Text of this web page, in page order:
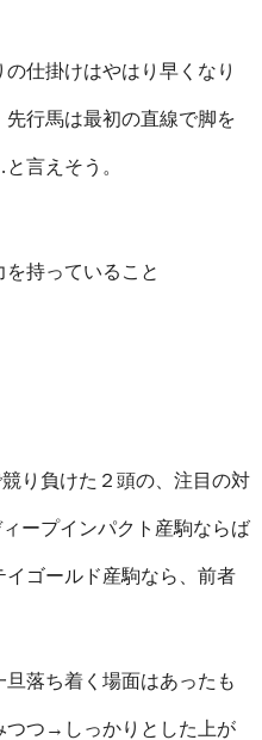
仕掛けはやはり早くなり
行馬は最初の直線で脚を
言えそう。
を持っていること
り負けた２頭の、注目の対
ープインパクト産駒ならば
ゴールド産駒なら、前者
落ち着く場面はあったも
つつ→しっかりとした上が